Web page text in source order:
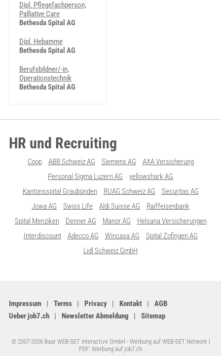
Dipl. Pflegefachperson,
Palliative Care
Bethesda Spital AG
Dipl. Hebamme
Bethesda Spital AG
Berufsbildner/-in,
Operationstechnik
Bethesda Spital AG
HR und Recruiting
Coop ABB Schweiz AG Siemens AG
AXA Versicherung
Personal Sigma Luzern AG
yellowshark AG
Kantonsspital Graubünden
RUAG Schweiz AG
Securitas AG
Jowa AG
Swiss Life Aldi Suisse AG
Raiffeisenbank
Spital Menziken
Denner AG Manor AG
Helsana Versicherungen
Interdiscount
Adecco AG Wincasa AG
Spital Zofingen AG
Lidl Schweiz GmbH
Impressum Terms Privacy Kontakt
AGB
Ueber job7.ch
Newsletter Abmeldung Sitemap
© 2007-2026 Baar WEB-SET interactive GmbH - Werbung auf WEB-SET Network |
PDF: Werbung auf job7.ch